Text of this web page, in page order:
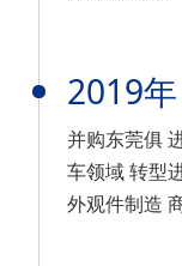
2019年
并购东莞俱
车领域 转型
外观件制造